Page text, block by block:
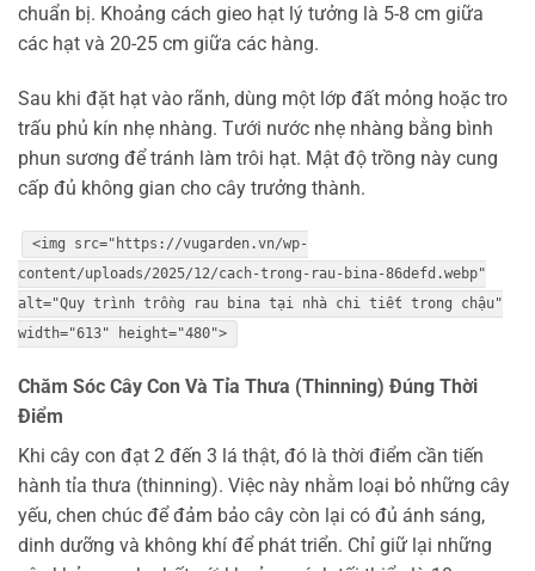
chuẩn bị. Khoảng cách gieo hạt lý tưởng là 5-8 cm giữa
các hạt và 20-25 cm giữa các hàng.
Sau khi đặt hạt vào rãnh, dùng một lớp đất mỏng hoặc tro
trấu phủ kín nhẹ nhàng. Tưới nước nhẹ nhàng bằng bình
phun sương để tránh làm trôi hạt. Mật độ trồng này cung
cấp đủ không gian cho cây trưởng thành.
<img src="https://vugarden.vn/wp-
content/uploads/2025/12/cach-trong-rau-bina-86defd.webp"
alt="Quy trình trồng rau bina tại nhà chi tiết trong chậu"
width="613" height="480">
Chăm Sóc Cây Con Và Tỉa Thưa (Thinning) Đúng Thời
Điểm
Khi cây con đạt 2 đến 3 lá thật, đó là thời điểm cần tiến
hành tỉa thưa (thinning). Việc này nhằm loại bỏ những cây
yếu, chen chúc để đảm bảo cây còn lại có đủ ánh sáng,
dinh dưỡng và không khí để phát triển. Chỉ giữ lại những